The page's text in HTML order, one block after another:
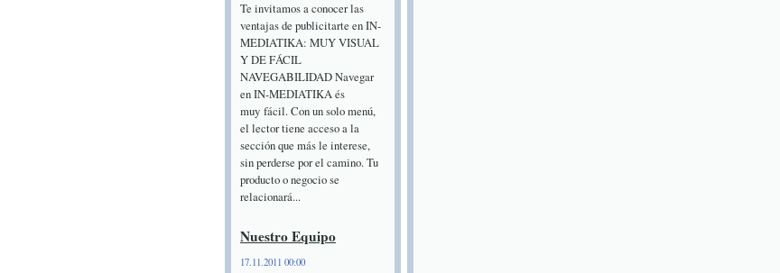
Te invitamos a conocer las
ventajas de publicitarte en IN-
MEDIATIKA: MUY VISUAL
Y DE FÁCIL
NAVEGABILIDAD Navegar
en IN-MEDIATIKA és
muy fácil. Con un solo menú,
el lector tiene acceso a la
sección que más le interese,
sin perderse por el camino. Tu
producto o negocio se
relacionará...
Nuestro Equipo
17.11.2011 00:00